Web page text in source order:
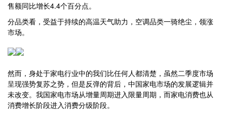
售额同比增长4.4个百分点。
分品类看，受益于持续的高温天气助力，空调品类一骑绝尘，领涨
市场。
然而，身处于家电行业中的我们比任何人都清楚，虽然二季度市场
呈现强势复苏之势，但是反弹的背后，中国家电市场的发展逻辑并
未改变。我国家电市场从增量周期进入限量周期，而家电消费也从
消费增长阶段进入消费分级阶段。